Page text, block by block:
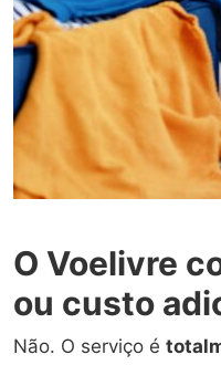
O Voelivre
ou custo
Não. O serviço é